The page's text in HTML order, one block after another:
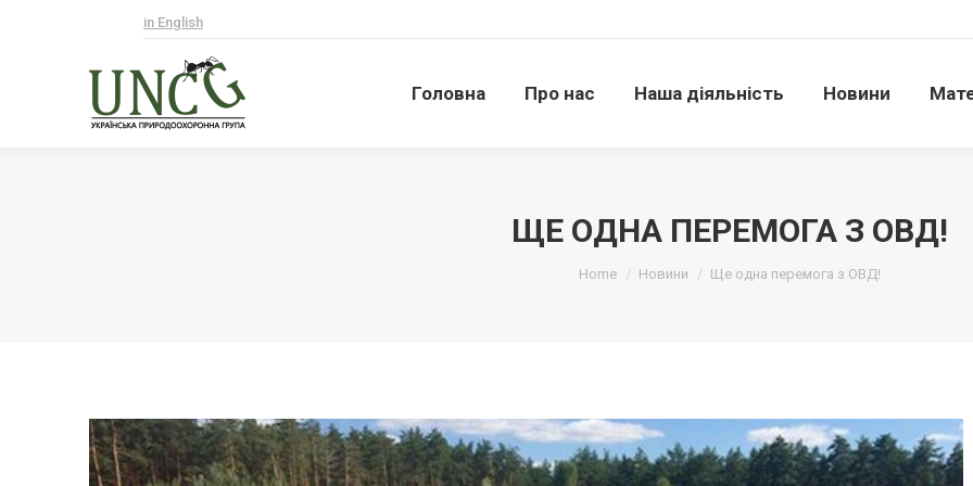
in English
Головна Про нас Наша діяльність Новини
ЩЕ ОДНА ПЕРЕМОГА З ОВД!
Home Новини Ще одна перемога з ОВД!
Головна Про нас Наша діяльність Новини